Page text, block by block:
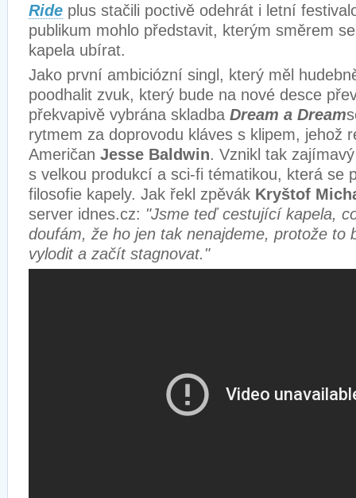
Ride plus stačili poctivě odehrát i letní
publikum mohlo představit, kterým směrem
kapela ubírat.
Jako první ambiciózní singl, který měl
poodhalit zvuk, který bude na nové desce
překvapivě vybrána skladba Dream a Dream
rytmem za doprovodu kláves s klipem, jehož
Američan Jesse Baldwin. Vznikl tak
s velkou produkcí a sci-fi tématikou, která se
filosofie kapely. Jak řekl zpěvák Kryštof
server idnes.cz: "Jsme teď cestující kapela,
doufám, že ho jen tak nenajdeme, protože to
vylodit a začít stagnovat."